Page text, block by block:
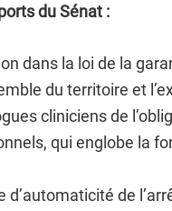
du Sénat :
dans la loi de la
du territoire et
cliniciens de
qui englobe la
d’automaticité de